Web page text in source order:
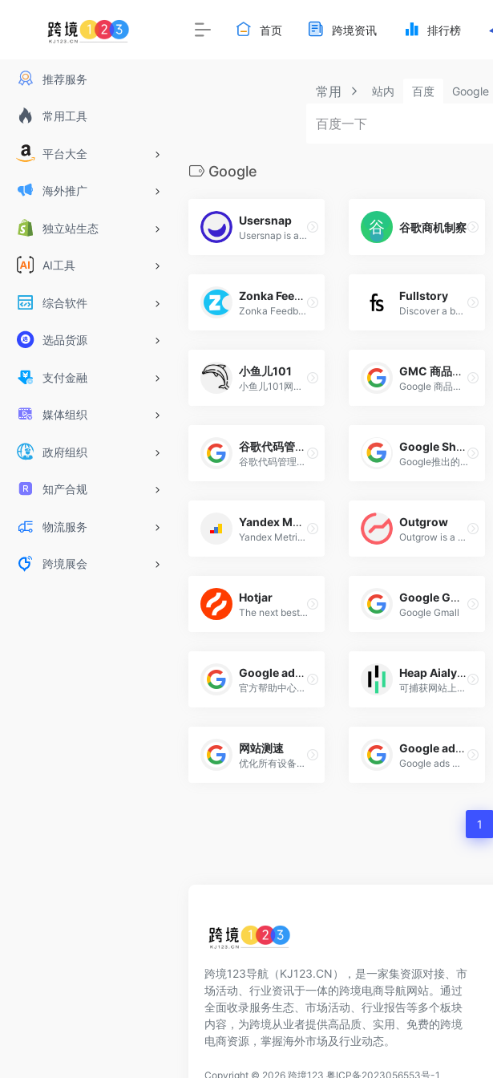
推荐服务
常用工具
平台大全
海外推广
独立站生态
AI工具
综合软件
选品货源
支付金融
媒体组织
政府组织
知产合规
物流服务
跨境展会
首页 跨境资讯 排行榜
常用 站内 百度 Google
Google
Usersnap
Usersnap is a user feedback platform for product teams to collect issues, ideas, and surveys to scale user testing and gain confidence in product decisions. Try it for free.
谷歌商机制察
Zonka Feedback
Zonka Feedback is an omnichannel Customer Feedback Software and Survey App to measure real-time CX Metrics like Net Promoter Score (NPS Surveys), CES &amp; CSAT.
Fullstory
Discover a behavioral data platform that surfaces user sentiment buried between clicks to create better products that win loyal customers for life.
小鱼儿101
小鱼儿101网站旨在通过分享工具、实操经验、行业思考等，脚踏实地帮助广告优化师提升专业能力。站长小鱼儿是一名专注海外品牌电商的广告优化师，精通Facebook，Google 等广告，熟悉SNS运营，SEO，网红等。
GMC 商品数据规范
Google 商品数据规范，根据此指南来确保停=提供商品数据规范。
谷歌代码管理器
谷歌代码管理器，是谷歌开发的用来添加和管理。
Google Sheet
Google推出的一个电子表格程序。
Yandex Metrice
Yandex Metrice是Yandex提供的免费网络分析服务器
Outgrow
Outgrow is a tool for creating quizzes, assessments, surveys, polls, contests, chatbots, product recommendations &amp; calculators that generate leads &amp; traffic.
Hotjar
The next best thing to sitting beside someone browsing your site. See where they click, ask what they think, and learn why they drop off. Get started for free.
Google Gmall
Google Gmall
Google ads 社区
官方帮助中心，为您找到各种提示和辅助手册。
Heap Aialyics
可捕获网站上发生的所有事情。
网站测速
优化所有设备商的网页，提高网页加载速度的工具。
Google ads 帮助中心
Google ads 帮助中心都能为您提供成功投放在线服务。
1
跨境123导航（KJ123.CN），是一家集资源对接、市
场活动、行业资讯于一体的跨境电商导航网站。通过
全面收录服务生态、市场活动、行业报告等多个板块
内容，为跨境从业者提供高品质、实用、免费的跨境
电商资源，掌握海外市场及行业动态。
Copyright © 2026 跨境123 粤ICP备2023056553号-1